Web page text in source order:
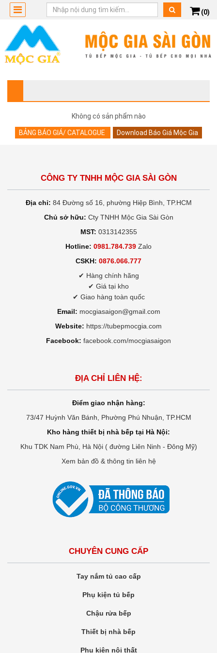
(0)
Không có sản phẩm nào
BẢNG BÁO GIÁ/ CATALOGUE Download Báo Giá Mộc Gia
CÔNG TY TNHH MỘC GIA SÀI GÒN
Địa chỉ: 84 Đường số 16, phường Hiệp Bình, TP.HCM
Chủ sở hữu: Cty TNHH Mộc Gia Sài Gòn
MST: 0313142355
Hotline: 0981.784.739 Zalo
CSKH: 0876.066.777
✔ Hàng chính hãng
✔ Giá tại kho
✔ Giao hàng toàn quốc
Email: mocgiasaigon@gmail.com
Website: https://tubepmocgia.com
Facebook: facebook.com/mocgiasaigon
ĐỊA CHỈ LIÊN HỆ:
Điểm giao nhận hàng:
73/47 Huỳnh Văn Bánh, Phường Phú Nhuận, TP.HCM
Kho hàng thiết bị nhà bếp tại Hà Nội:
Khu TDK Nam Phù, Hà Nội ( đường Liên Ninh - Đông Mỹ)
Xem bản đồ & thông tin liên hệ
CHUYÊN CUNG CẤP
Tay nắm tủ cao cấp
Phụ kiện tủ bếp
Chậu rửa bếp
Thiết bị nhà bếp
Phụ kiện nội thất